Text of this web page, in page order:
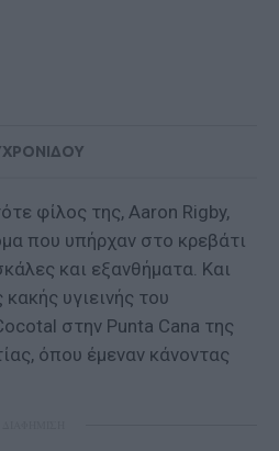
φίλος της, Aaron Rigby,
που υπήρχαν στο κρεβάτι
και εξανθήματα. Και
υγιεινής του
στην Punta Cana της
όπου έμεναν κάνοντας